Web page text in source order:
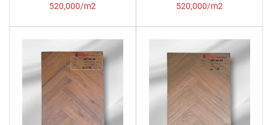
520,000/m2
520,000/m2